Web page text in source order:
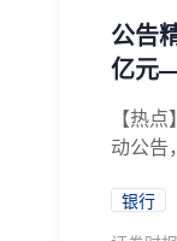
公告
亿元
【热
动公告
银行